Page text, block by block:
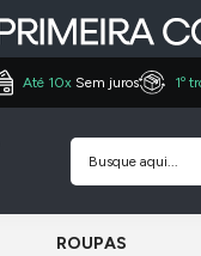
Até 10x Sem juros 1º
ROUPAS